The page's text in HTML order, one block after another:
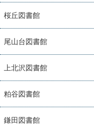
桜丘図書館
尾山台図書館
上北沢図書館
粕谷図書館
鎌田図書館